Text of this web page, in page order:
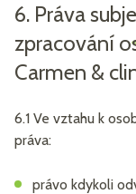
6. Práva
zpracování
Carmen &
6.1 Ve vztahu k
práva:
právo kdykoli